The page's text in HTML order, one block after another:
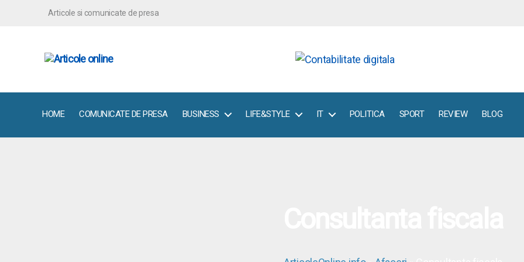
Articole si comunicate de presa
HOME COMUNICATE DE PRESA BUSINESS LIFE&STYLE IT POLITICA SPORT REVIEW BLOG